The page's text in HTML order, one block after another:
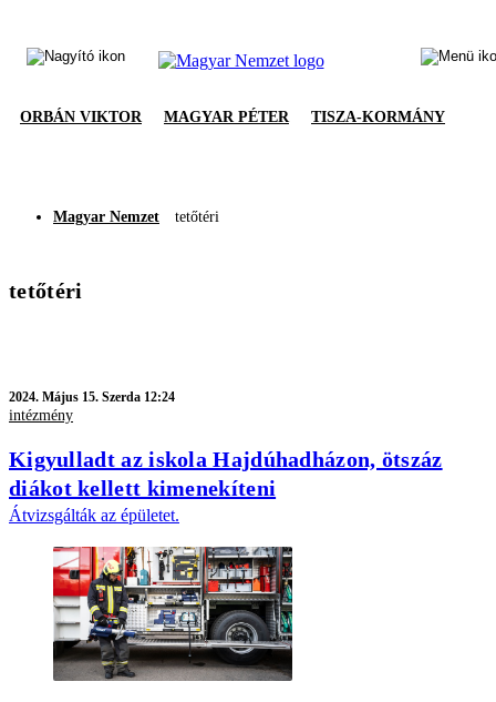
ORBÁN VIKTOR MAGYAR PÉTER TISZA-KORMÁNY
Magyar Nemzet tetőtéri
tetőtéri
2024. Május 15. Szerda 12:24
intézmény
Kigyulladt az iskola Hajdúhadházon, ötszáz
diákot kellett kimenekíteni
Átvizsgálták az épületet.